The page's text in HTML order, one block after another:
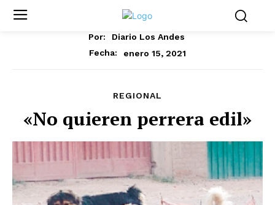
Por:
Diario Los Andes
Fecha:
enero 15, 2021
REGIONAL
«No quieren perrera edil»